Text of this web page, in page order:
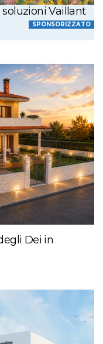
Vaillant
SPONSORIZZATO
Dei in